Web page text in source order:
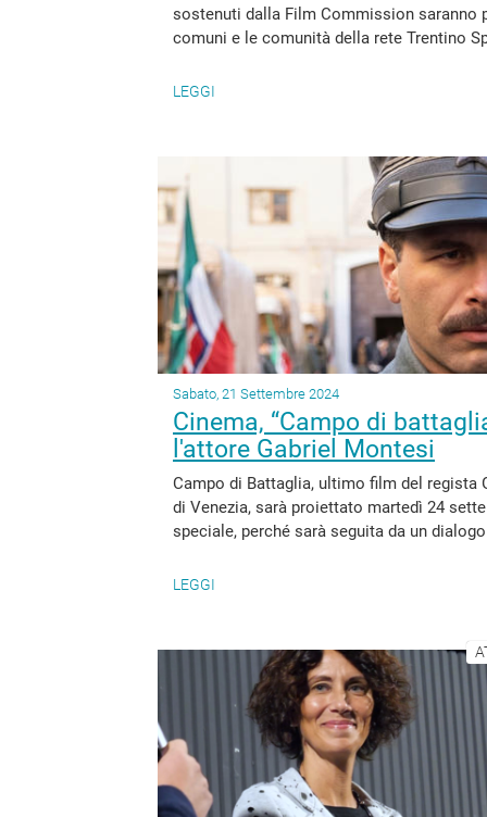
sostenuti dalla Film Commission
comuni e le comunità della rete Trentino
LEGGI
Sabato, 21 Settembre 2024
Cinema, “Campo di
l'attore Gabriel Montesi
Campo di Battaglia, ultimo film del
di Venezia, sarà proiettato martedì 24
speciale, perché sarà seguita da un
LEGGI